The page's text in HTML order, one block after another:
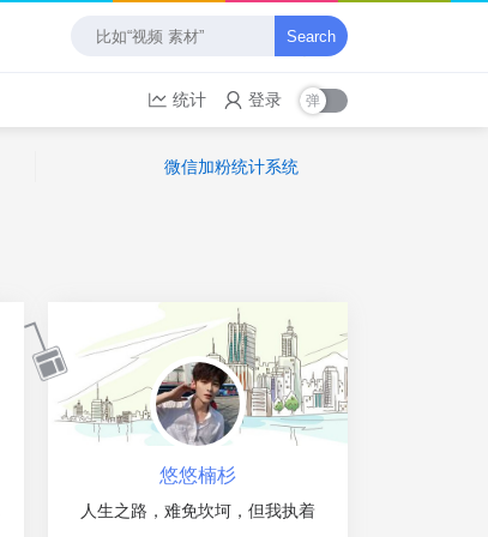
Search
统计 登录
微信加粉统计系统
悠悠楠杉
人生之路，难免坎坷，但我执着